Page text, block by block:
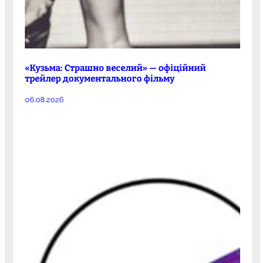
«Кузьма: Страшно веселий» — офіційний
трейлер документального фільму
06.08.2026